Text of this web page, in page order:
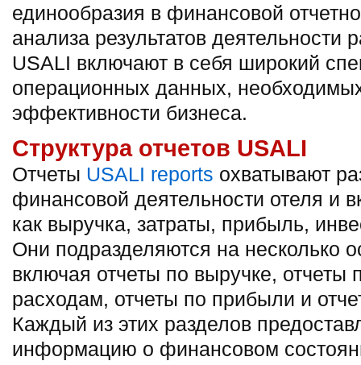
единообразия в финансовой
анализа результатов деятельности
USALI включают в себя широкий
операционных данных,
эффективности бизнеса.
Структура отчетов USALI
Отчеты USALI reports охватывают
финансовой деятельности отеля и
как выручка, затраты, прибыль,
Они подразделяются на несколько
включая отчеты по выручке,
расходам, отчеты по прибыли и
Каждый из этих разделов
информацию о финансовом